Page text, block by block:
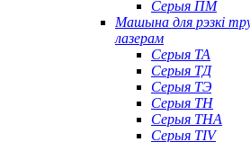
Серыя ПМ
Машына для рэзкі
лазерам
Серыя ТА
Серыя ТД
Серыя ТЭ
Серыя TH
Серыя THA
Серыя TIV